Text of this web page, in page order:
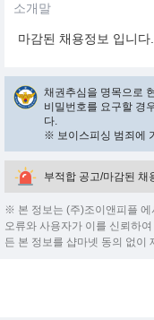
소개말
마감된 채용정보 입니다.
채권추심을 명목으로
비밀번호를 요구할 경
다.
※ 보이스피싱 범죄에
부적합 공고/마감된 채
※ 본 정보는 (주)조이앤피플
오류와 사용자가 이를 신뢰하
든 본 정보를 샵마넷 동의 없이